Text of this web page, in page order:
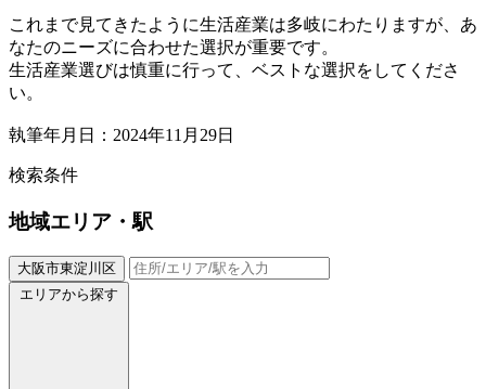
これまで見てきたように生活産業は多岐にわたりますが、あ
なたのニーズに合わせた選択が重要です。
生活産業選びは慎重に行って、ベストな選択をしてくださ
い。
執筆年月日：2024年11月29日
検索条件
地域エリア・駅
大阪市東淀川区
エリアから探す